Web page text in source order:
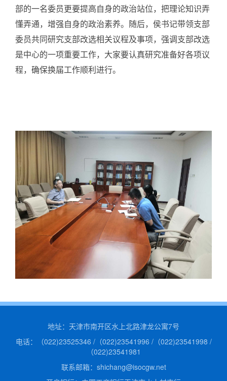
资料下载
党建工作
信息公开
企业基本信息
实施规则
专题栏目
联系我们
部的一名委员更要提高自身的政治站位，把理论知识弄
懂弄通，增强自身的政治素养。随后，侯书记带领支部
委员共同研究支部改选相关议程及事项，强调支部改选
是中心的一项重要工作，大家要认真研究准备好各项议
程，确保换届工作顺利进行。
地址：天津市南开区水上北路津龙公寓7号
电话：（022)23525346 /（022)23541996 /（022)23541998 /
（022)23541981
联系邮箱：shichang@isocgw.net